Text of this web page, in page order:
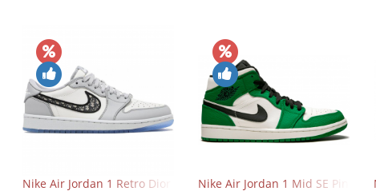
Nike Air Jordan 1 Retro Dior Low Nike Air Jordan 1 Mid SE Pine